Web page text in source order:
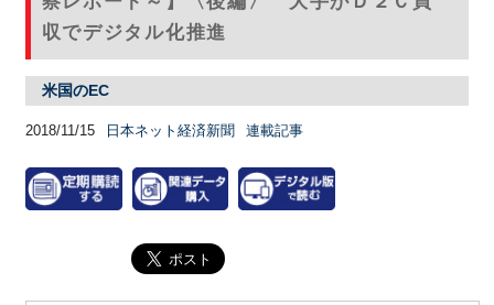
収でデジタル化推進
米国のEC
2018/11/15 日本ネット経済新聞 連載記事